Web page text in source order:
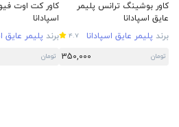
کاور بوشینگ ترانس پلیمر
عایق اسپادانا
برند پلیمر عایق اسپادانا 4.7
تومان 350,000
کاور کت اوت
اسپادانا
برند پلیمر عایق
تومان